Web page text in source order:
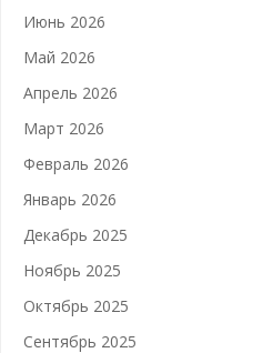
Июнь 2026
Май 2026
Апрель 2026
Март 2026
Февраль 2026
Январь 2026
Декабрь 2025
Ноябрь 2025
Октябрь 2025
Сентябрь 2025